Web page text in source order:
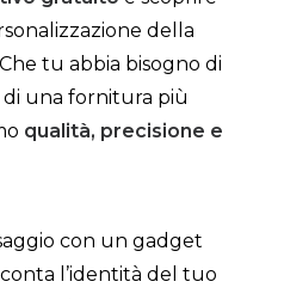
della
tu abbia bisogno di
di una fornitura più
qualità, precisione e
con un gadget
l’identità del tuo